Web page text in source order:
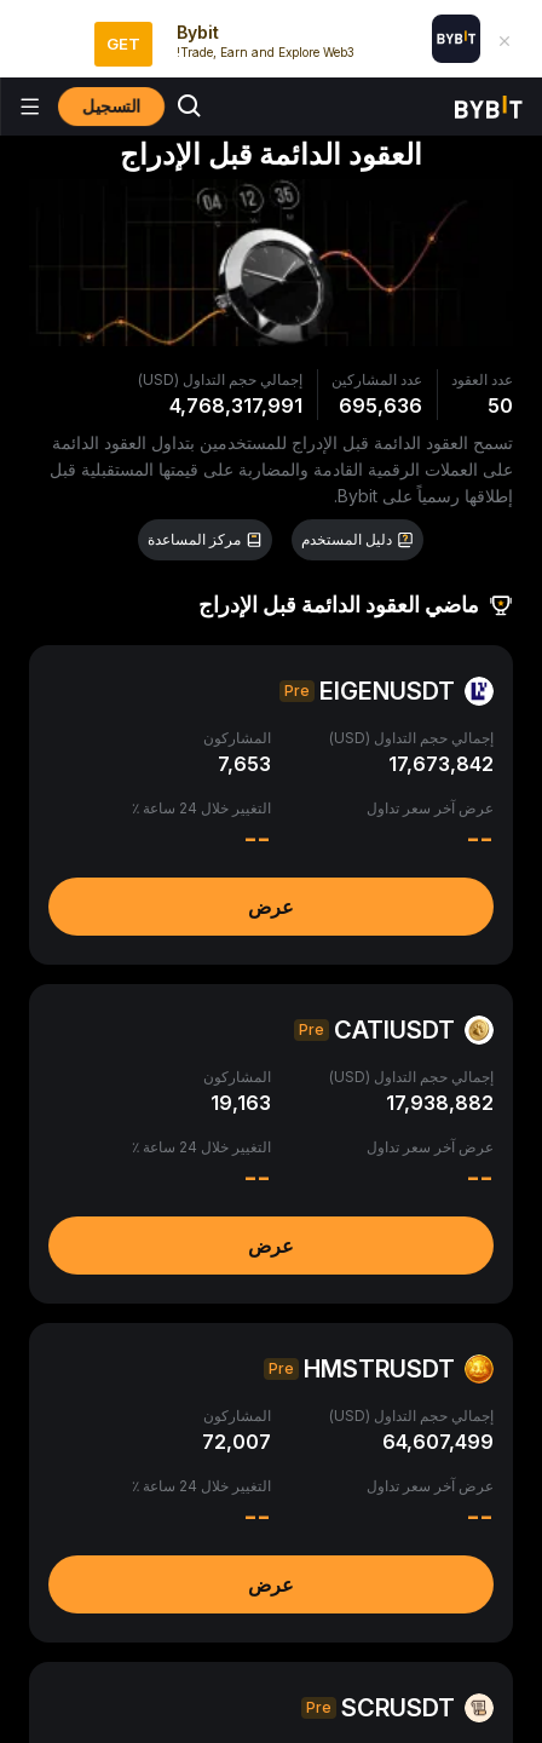
Bybit
Trade, Earn and Explore Web3!
GET
التسجيل
العقود الدائمة قبل الإدراج
عدد العقود
50
عدد المشاركين
695,636
إجمالي حجم التداول (USD)
4,768,317,991
تسمح العقود الدائمة قبل الإدراج للمستخدمين بتداول العقود الدائمة
على العملات الرقمية القادمة والمضاربة على قيمتها المستقبلية قبل
إطلاقها رسمياً على Bybit.
دليل المستخدم مركز المساعدة
ماضي العقود الدائمة قبل الإدراج
EIGENUSDT
Pre
إجمالي حجم التداول (USD)
17,673,842
المشاركون
7,653
عرض آخر سعر تداول
--
التغيير خلال 24 ساعة ٪
--
عرض
CATIUSDT
Pre
إجمالي حجم التداول (USD)
17,938,882
المشاركون
19,163
عرض آخر سعر تداول
--
التغيير خلال 24 ساعة ٪
--
عرض
HMSTRUSDT
Pre
إجمالي حجم التداول (USD)
64,607,499
المشاركون
72,007
عرض آخر سعر تداول
--
التغيير خلال 24 ساعة ٪
--
عرض
SCRUSDT
Pre